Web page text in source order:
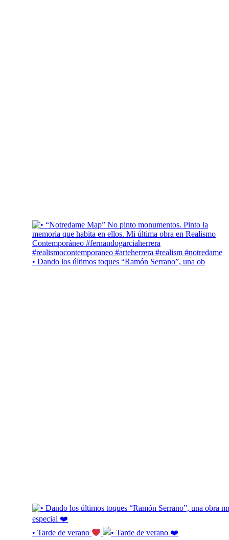
• Dando los últimos toques “Ramón Serrano”, una ob
• Tarde de verano